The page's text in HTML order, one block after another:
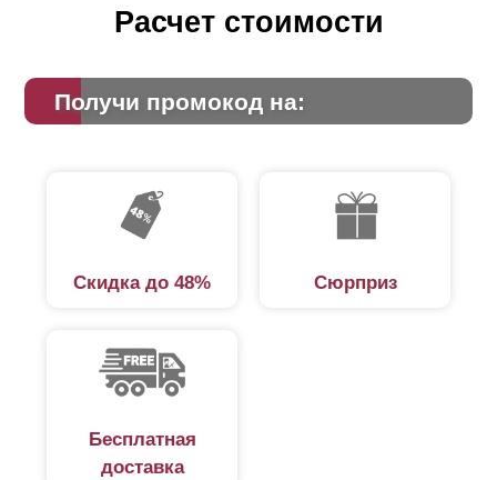
Расчет стоимости
Получи промокод на:
Скидка до 48% Сюрприз
Бесплатная
доставка